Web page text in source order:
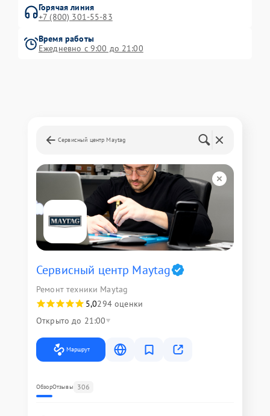
Горячая линия
+7 (800) 301-55-83
Время работы
Ежедневно с 9:00 до 21:00
Сервисный центр Maytag
Сервисный центр Maytag
Ремонт техники Maytag
5,0294 оценки
Открыто до 21:00
Маршрут
ОбзорОтзывы 306